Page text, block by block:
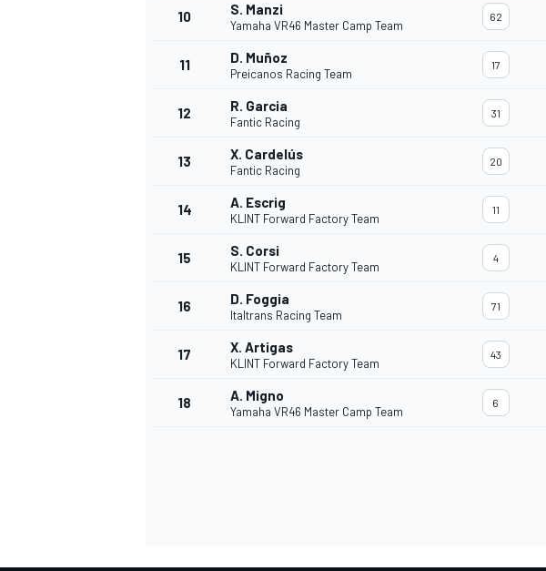
10 S. Manzi
Yamaha VR46 Master Camp Team
62
11 D. Muñoz
Preicanos Racing Team
17
12 R. Garcia
Fantic Racing
31
13 X. Cardelús
Fantic Racing
20
14 A. Escrig
KLINT Forward Factory Team
11
15 S. Corsi
KLINT Forward Factory Team
4
16 D. Foggia
Italtrans Racing Team
71
17 X. Artigas
KLINT Forward Factory Team
43
18 A. Migno
Yamaha VR46 Master Camp Team
6